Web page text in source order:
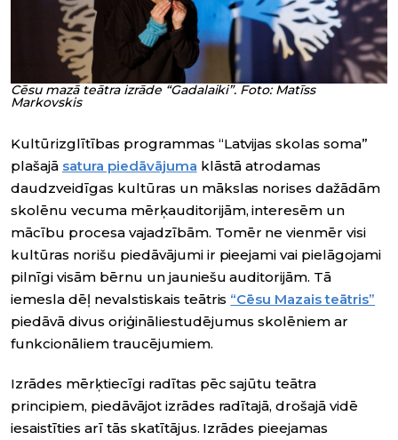
Cēsu mazā teātra izrāde “Gadalaiki”. Foto: Matīss
Markovskis
Kultūrizglītības programmas “Latvijas skolas soma”
plašajā satura piedāvājuma klāstā atrodamas
daudzveidīgas kultūras un mākslas norises dažādām
skolēnu vecuma mērķauditorijām, interesēm un
mācību procesa vajadzībām. Tomēr ne vienmēr visi
kultūras norišu piedāvājumi ir pieejami vai pielāgojami
pilnīgi visām bērnu un jauniešu auditorijām. Tā
iemesla dēļ nevalstiskais teātris “Cēsu Mazais teātris”
piedāvā divus oriģināliestudējumus skolēniem ar
funkcionāliem traucējumiem.
Izrādes mērķtiecīgi radītas pēc sajūtu teātra
principiem, piedāvājot izrādes radītajā, drošajā vidē
iesaistīties arī tās skatītājus. Izrādes pieejamas